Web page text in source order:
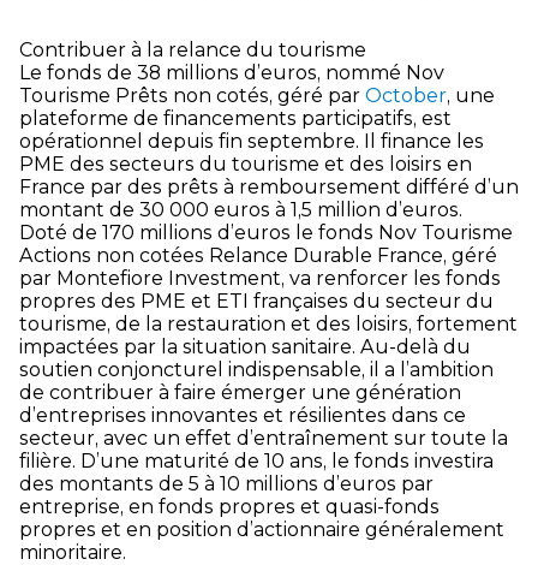
Contribuer à la relance du tourisme
Le fonds de 38 millions d’euros, nommé Nov
Tourisme Prêts non cotés, géré par October, une
plateforme de financements participatifs, est
opérationnel depuis fin septembre. Il finance les
PME des secteurs du tourisme et des loisirs en
France par des prêts à remboursement différé d’un
montant de 30 000 euros à 1,5 million d’euros.
Doté de 170 millions d’euros le fonds Nov Tourisme
Actions non cotées Relance Durable France, géré
par Montefiore Investment, va renforcer les fonds
propres des PME et ETI françaises du secteur du
tourisme, de la restauration et des loisirs, fortement
impactées par la situation sanitaire. Au-delà du
soutien conjoncturel indispensable, il a l’ambition
de contribuer à faire émerger une génération
d’entreprises innovantes et résilientes dans ce
secteur, avec un effet d’entraînement sur toute la
filière. D’une maturité de 10 ans, le fonds investira
des montants de 5 à 10 millions d’euros par
entreprise, en fonds propres et quasi-fonds
propres et en position d’actionnaire généralement
minoritaire.